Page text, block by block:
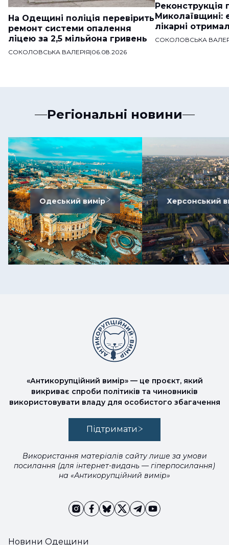
На Одещині поліція перевірить
ремонт системи опалення
ліцею за 2,5 мільйона гривень
СОКОЛОВСЬКА ВАЛЕРІЯ|06.08.2026
Реконструкція
Миколаївщині:
лікарні
СОКОЛОВСЬКА
Регіональні новини
Одеський вимір Херсонський
Новини Одещини
«Антикорупційний вимір» — це проєкт, який
викриває спроби політиків та чиновників
використовувати владу для особистого збагачення
Підтримати
Використання матеріалів сайту лише за умови
посилання (для інтернет-видань — гіперпосилання)
на «Антикорупційний вимір»